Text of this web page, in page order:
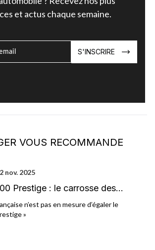
et actus chaque semaine.
S'INSCRIRE
VOUS RECOMMANDE
nov. 2025
Prestige : le carrosse des
n’est pas en mesure d’égaler le
»